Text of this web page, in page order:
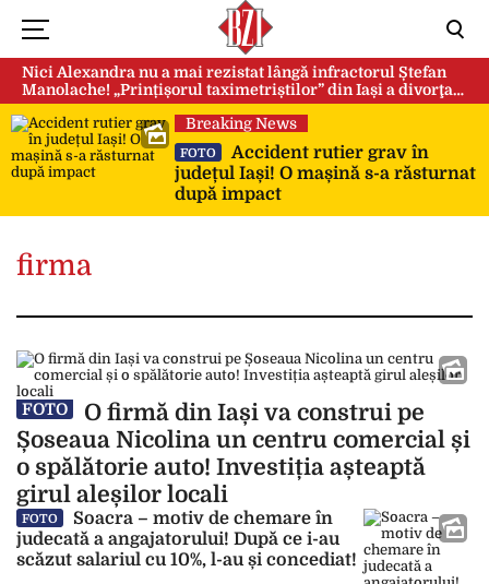
Nici Alexandra nu a mai rezistat lângă infractorul Ștefan
Manolache! „Prințișorul taximetriștilor” din Iași a divorţat
după doi ani de căsnicie
Breaking News
FOTO
Accident rutier grav în
județul Iași! O mașină s-a răsturnat
după impact
firma
FOTO
O firmă din Iași va construi pe
Șoseaua Nicolina un centru comercial și
o spălătorie auto! Investiția așteaptă
girul aleșilor locali
FOTO
Soacra – motiv de chemare în
judecată a angajatorului! După ce i-au
scăzut salariul cu 10%, l-au și concediat!